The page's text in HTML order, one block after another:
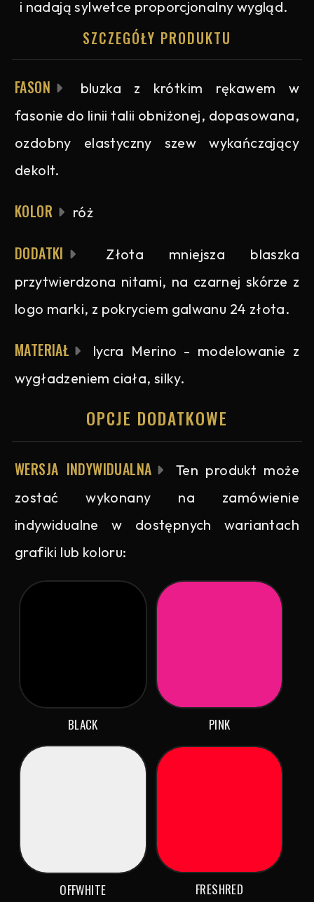
i nadają sylwetce proporcjonalny wygląd.
SZCZEGÓŁY PRODUKTU
FASON
bluzka z krótkim rękawem w
fasonie do linii talii obniżonej, dopasowana,
ozdobny elastyczny szew wykańczający
dekolt.
KOLOR róż
DODATKI
Złota mniejsza blaszka
przytwierdzona nitami, na czarnej skórze z
logo marki, z pokryciem galwanu 24 złota.
MATERIAŁ
lycra Merino - modelowanie z
wygładzeniem ciała, silky.
OPCJE DODATKOWE
WERSJA INDYWIDUALNA
Ten produkt może
zostać wykonany na zamówienie
indywidualne w dostępnych wariantach
grafiki lub koloru:
BLACK PINK
OFFWHITE FRESHRED